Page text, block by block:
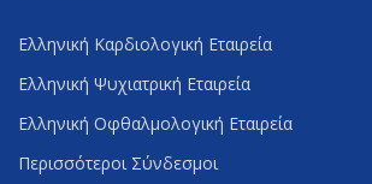
Ελληνική Καρδιολογική Εταιρεία
Ελληνική Ψυχιατρική Εταιρεία
Ελληνική Οφθαλμολογική Εταιρεία
Περισσότεροι Σύνδεσμοι